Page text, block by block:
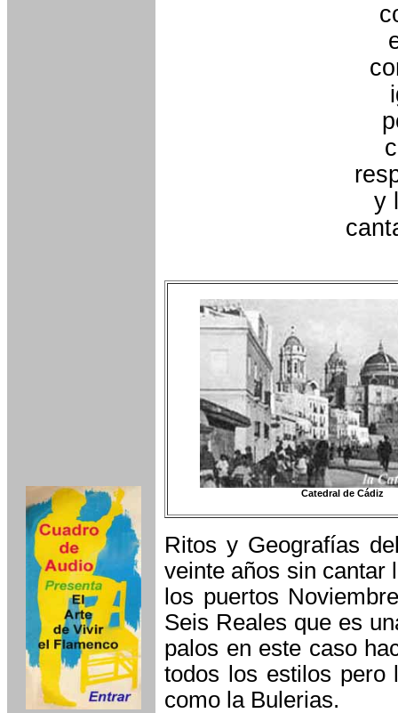
y
Catedral de Cádiz
Ritos y Geografías
veinte años sin cantar
los puertos
Seis Reales que es
palos en este caso
todos los estilos pero
como la Bulerias.